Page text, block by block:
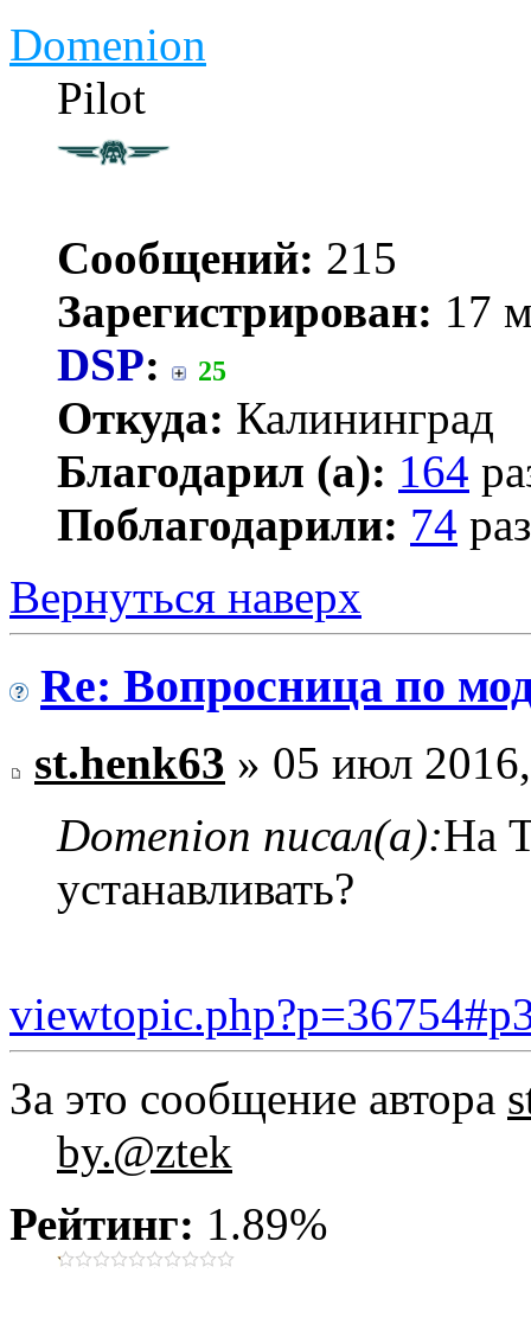
Domenion
Pilot
Сообщений: 215
Зарегистрирован: 17
DSP: 25
Откуда: Калининград
Благодарил (а): 164
Поблагодарили: 74
Вернуться наверх
Re: Вопросница по
st.henk63 » 05 июл
Domenion писал(а):На
устанавливать?
За это сообщение автора
by.@ztek
Рейтинг: 1.89%